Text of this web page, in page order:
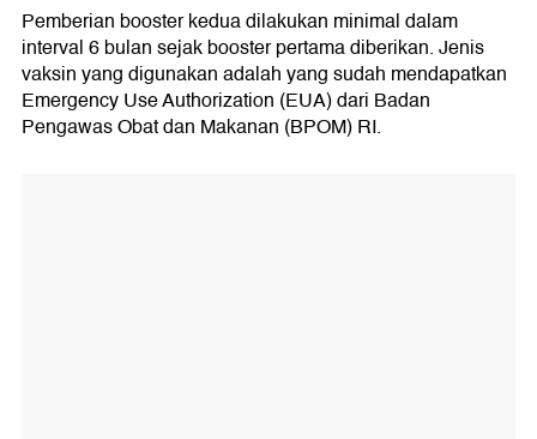
Pemberian booster kedua dilakukan minimal dalam
interval 6 bulan sejak booster pertama diberikan. Jenis
vaksin yang digunakan adalah yang sudah mendapatkan
Emergency Use Authorization (EUA) dari Badan
Pengawas Obat dan Makanan (BPOM) RI.